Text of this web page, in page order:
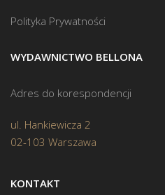
Polityka Prywatności
WYDAWNICTWO BELLONA
Adres do korespondencji
ul. Hankiewicza 2
02-103 Warszawa
KONTAKT